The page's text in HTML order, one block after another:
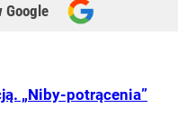
Google
„Niby-potrącenia”